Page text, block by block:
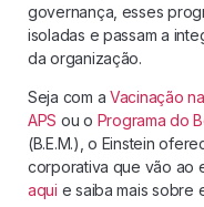
governança, esses
isoladas e passam a
da organização.
Seja com aVacinação
APS ou o Programa do
(B.E.M.), o Einstein
corporativa que vão ao
aqui e saiba mais sobre